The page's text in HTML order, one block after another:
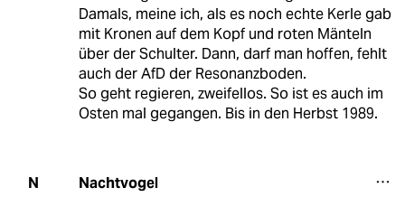
Damals, meine ich, als es noch echte Kerle gab
mit Kronen auf dem Kopf und roten Mänteln
über der Schulter. Dann, darf man hoffen, fehlt
auch der AfD der Resonanzboden.
So geht regieren, zweifellos. So ist es auch im
Osten mal gegangen. Bis in den Herbst 1989.
N Nachtvogel